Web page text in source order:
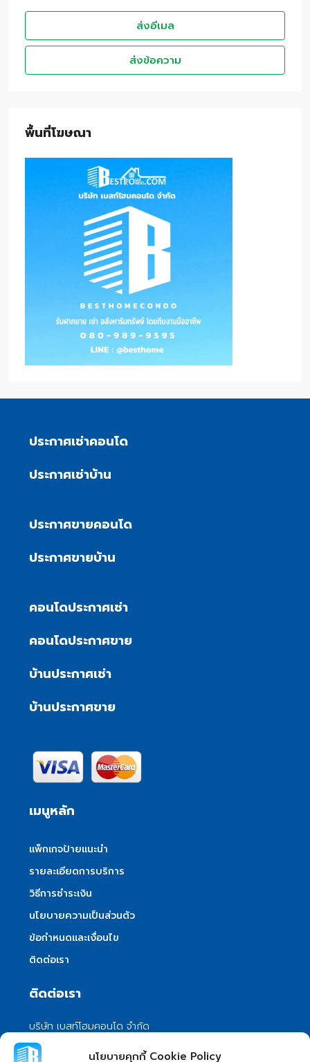
นโยบายคุกกี้ Cookie Policy
ส่งอีเมล
ส่งข้อความ
พื้นที่โฆษณา
ประกาศเช่าคอนโด
ประกาศเช่าบ้าน
ประกาศขายคอนโด
ประกาศขายบ้าน
คอนโดประกาศเช่า
คอนโดประกาศขาย
บ้านประกาศเช่า
บ้านประกาศขาย
เมนูหลัก
แพ็กเกจป้ายแนะนำ
รายละเอียดการบริการ
วิธีการชำระเงิน
นโยบายความเป็นส่วนตัว
ข้อกำหนดและเงื่อนไข
ติดต่อเรา
ติดต่อเรา
บริษัท เบสท์โฮมคอนโด จำกัด
101/399 หมู่ 7 แขวงลําผักชี เขตหนองจอก